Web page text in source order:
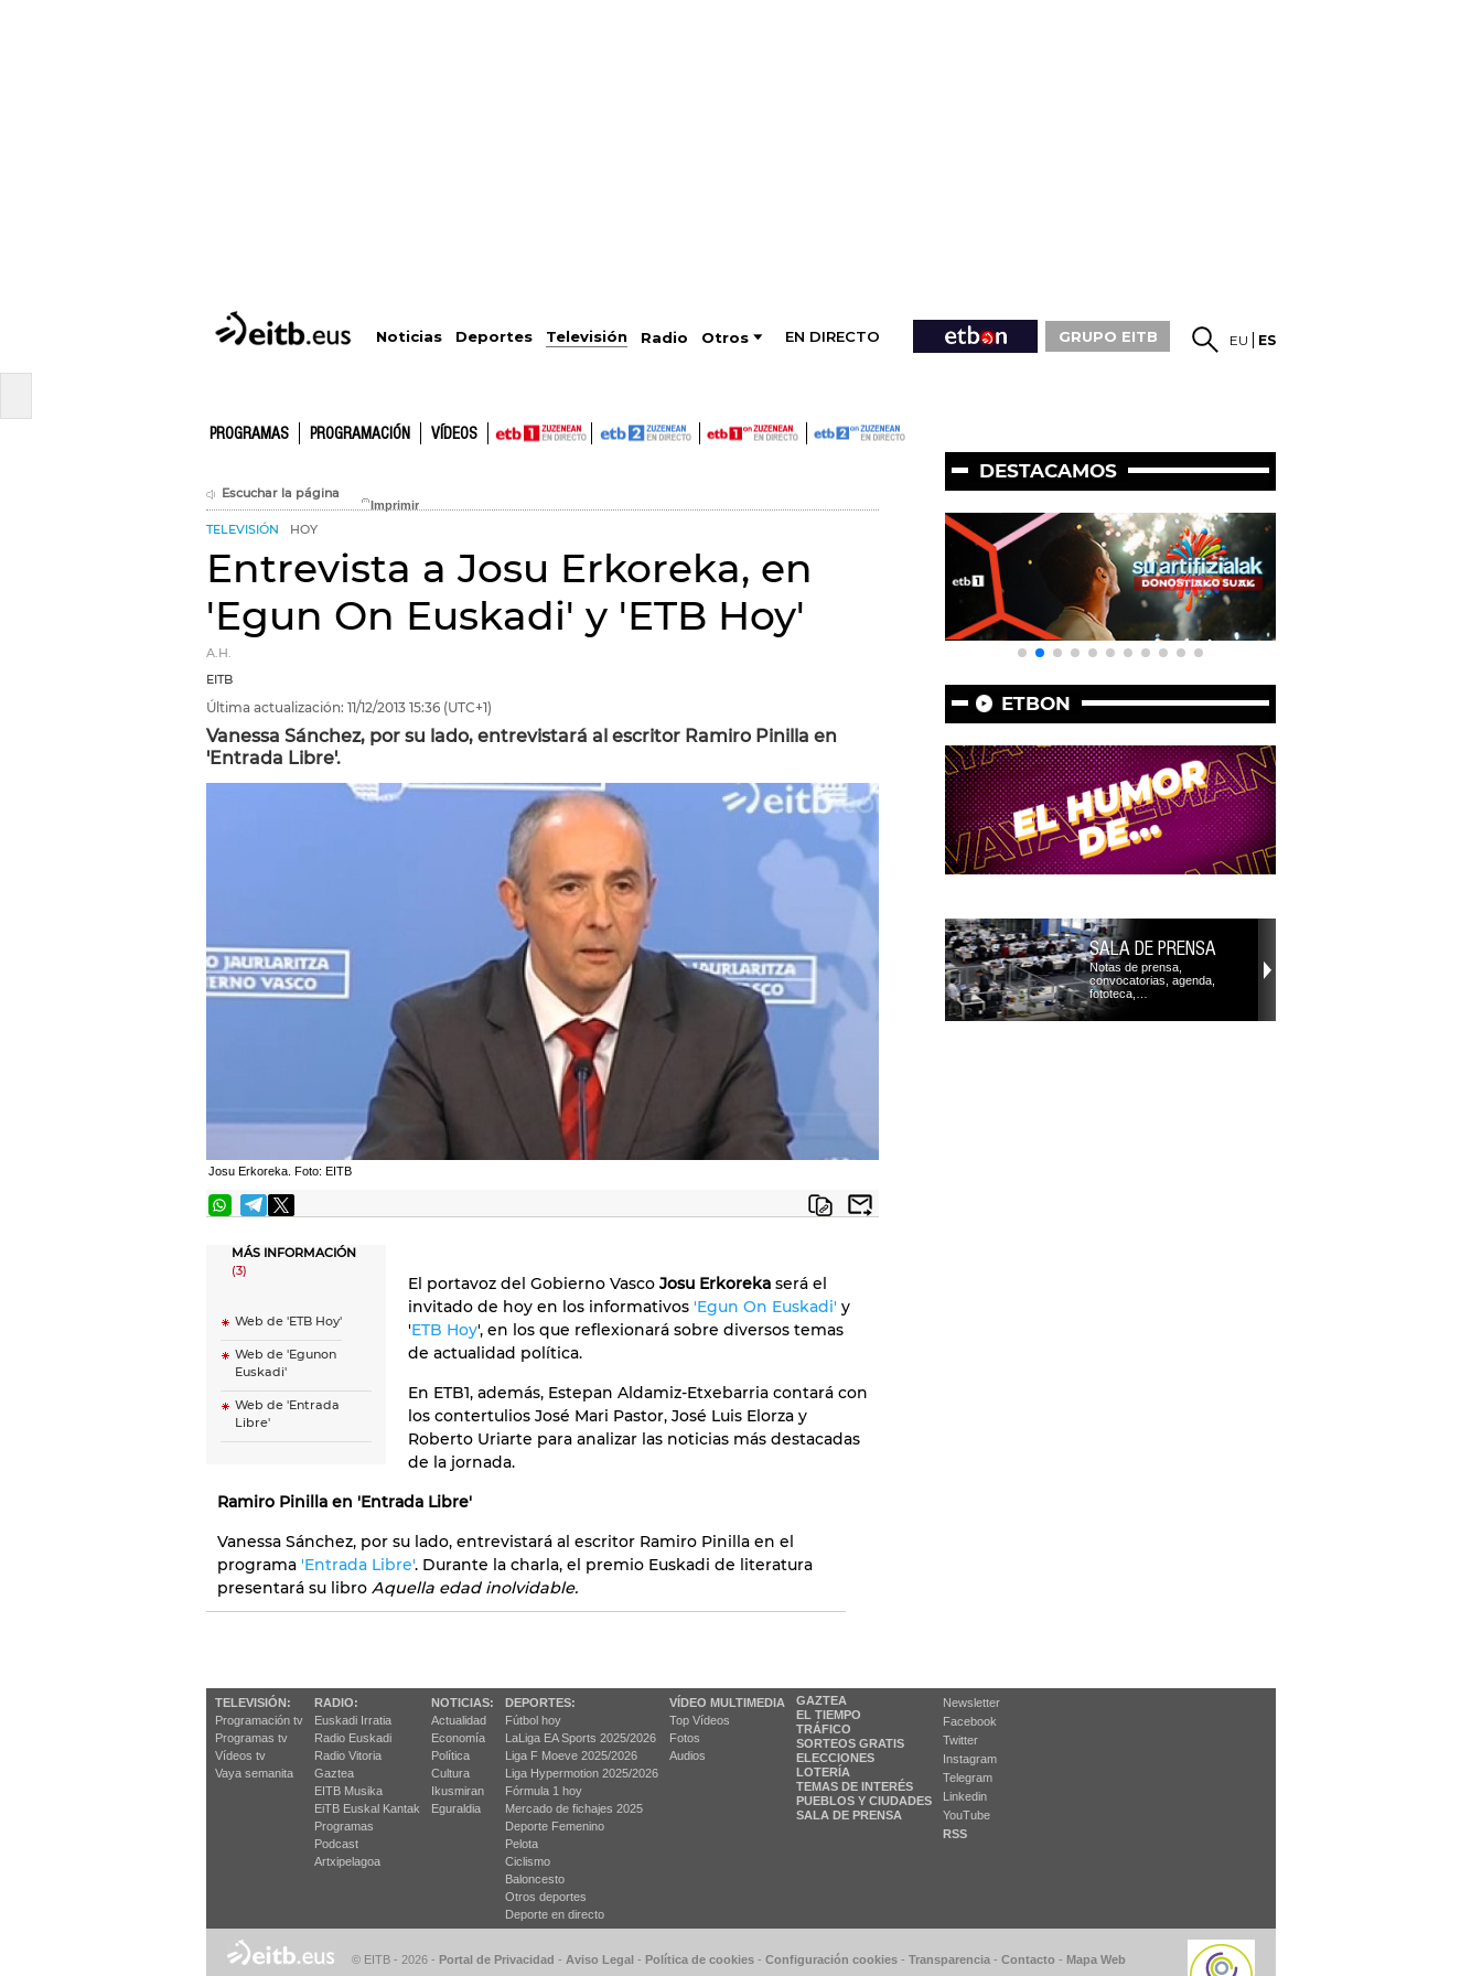
Noticias Deportes Televisión Radio Otros EN DIRECTO GRUPO EITB EU ES
PROGRAMAS PROGRAMACIÓN VÍDEOS
Escuchar la página
TELEVISIÓN HOY
Entrevista a Josu Erkoreka, en
'Egun On Euskadi' y 'ETB Hoy'
A.H.
EITB
Última actualización: 11/12/2013 15:36 (UTC+1)
Vanessa Sánchez, por su lado, entrevistará al escritor Ramiro Pinilla en
'Entrada Libre'.
Josu Erkoreka. Foto: EITB
MÁS INFORMACIÓN
(3)
Web de 'ETB Hoy'
Web de 'Egunon
Euskadi'
Web de 'Entrada
Libre'
El portavoz del Gobierno Vasco Josu Erkoreka será el
invitado de hoy en los informativos 'Egun On Euskadi' y
'ETB Hoy', en los que reflexionará sobre diversos temas
de actualidad política.
En ETB1, además, Estepan Aldamiz-Etxebarria contará con
los contertulios José Mari Pastor, José Luis Elorza y
Roberto Uriarte para analizar las noticias más destacadas
de la jornada.
Ramiro Pinilla en 'Entrada Libre'
Vanessa Sánchez, por su lado, entrevistará al escritor Ramiro Pinilla en el
programa 'Entrada Libre'. Durante la charla, el premio Euskadi de literatura
presentará su libro Aquella edad inolvidable.
DESTACAMOS
ETBON
SALA DE PRENSA
Notas de prensa,
convocatorias, agenda,
fototeca,…
TELEVISIÓN:
Programación tv
Programas tv
Vídeos tv
Vaya semanita
RADIO:
Euskadi Irratia
Radio Euskadi
Radio Vitoria
Gaztea
EITB Musika
EiTB Euskal Kantak
Programas
Podcast
Artxipelagoa
NOTICIAS:
Actualidad
Economía
Política
Cultura
Ikusmiran
Eguraldia
DEPORTES:
Fútbol hoy
LaLiga EA Sports 2025/2026
Liga F Moeve 2025/2026
Liga Hypermotion 2025/2026
Fórmula 1 hoy
Mercado de fichajes 2025
Deporte Femenino
Pelota
Ciclismo
Baloncesto
Otros deportes
Deporte en directo
VÍDEO MULTIMEDIA
Top Vídeos
Fotos
Audios
GAZTEA
EL TIEMPO
TRÁFICO
SORTEOS GRATIS
ELECCIONES
LOTERÍA
TEMAS DE INTERÉS
PUEBLOS Y CIUDADES
SALA DE PRENSA
Newsletter
Facebook
Twitter
Instagram
Telegram
Linkedin
YouTube
RSS
© EITB - 2026 - Portal de Privacidad - Aviso Legal - Política de cookies - Configuración cookies - Transparencia - Contacto - Mapa Web